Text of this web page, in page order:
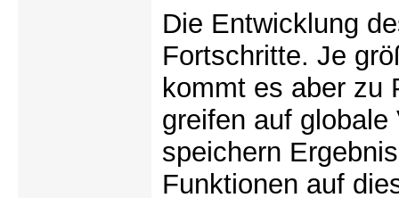
Die Entwicklung
Fortschritte. Je
kommt es aber zu
greifen auf
speichern
Funktionen auf